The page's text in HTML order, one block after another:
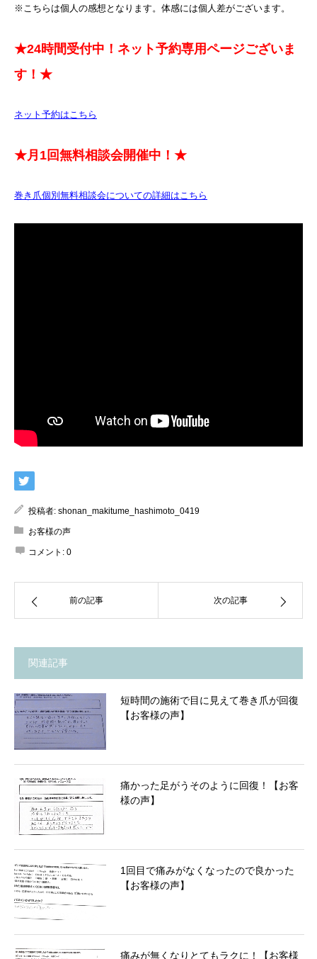
※こちらは個人の感想となります。体感には個人差がございます。
★24時間受付中！ネット予約専用ページございま
す！★
ネット予約はこちら
★月1回無料相談会開催中！★
巻き爪個別無料相談会についての詳細はこちら
投稿者: shonan_makitume_hashimoto_0419
お客様の声
コメント: 0
前の記事 次の記事
関連記事
短時間の施術で目に見えて巻き爪が回復
【お客様の声】
痛かった足がうそのように回復！【お客
様の声】
1回目で痛みがなくなったので良かった
【お客様の声】
痛みが無くなりとてもラクに！【お客様